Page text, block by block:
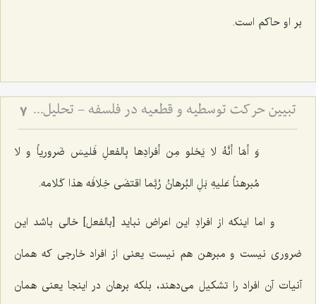
بر او حاکم است.
تبیین حرکت توسطیه و قطعیه در فلسفه - تحلیل نسبت فعلیت و قوه در حرکت‌های تدریجی 7
وَ أمّا أنَّهُ لا یَخلو مِن أفرادِها بِالفعلِ فَلیسَ ضَروریاً و لا
مُبرهناً عَلیهِ بَلِ البُرهانُ رُبَّما اقتضَى خِلافَه هذا کَلامه.
و اما اینکه از افرادِ این اعراض نباید [بالفعل] خالی باشد این
ضروری نیست و مبرهن هم نیست یعنی از افراد خارجی که همان
آنیات آن افراد را تشکیل می‌دهند، بلکه برهان در اینجا یعنی همان